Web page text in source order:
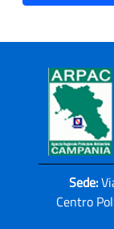
Sede:
Centro